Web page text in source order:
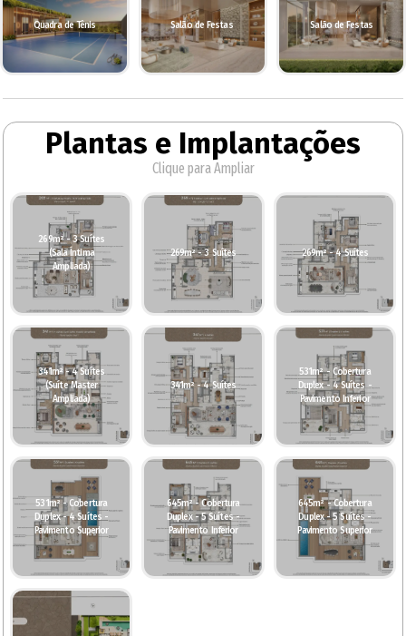
Quadra de Tênis Salão de Festas Salão de Festas
Plantas e Implantações
Clique para Ampliar
269m² - 3 Suítes
(Sala Íntima
Ampliada)
269m² - 3 Suítes 269m² - 4 Suítes
341m² - 4 Suítes
(Suíte Master
Ampliada)
341m² - 4 Suítes
531m² - Cobertura
Duplex - 4 Suítes -
Pavimento Inferior
531m² - Cobertura
Duplex - 4 Suítes -
Pavimento Superior
645m² - Cobertura
Duplex - 5 Suítes -
Pavimento Inferior
645m² - Cobertura
Duplex - 5 Suítes -
Pavimento Superior